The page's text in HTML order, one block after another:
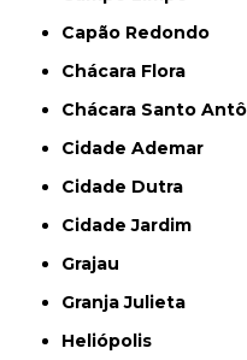
Capão Redondo
Chácara Flora
Chácara Santo
Cidade Ademar
Cidade Dutra
Cidade Jardim
Grajau
Granja Julieta
Heliópolis